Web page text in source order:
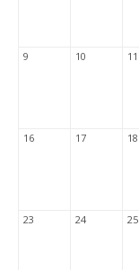
9 10 11
16 17 18
23 24 25